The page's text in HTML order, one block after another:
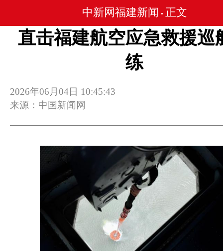
中新网福建新闻 • 正文
直击福建航空应急救援巡
练
2026年06月04日 10:45:43
来源：中国新闻网